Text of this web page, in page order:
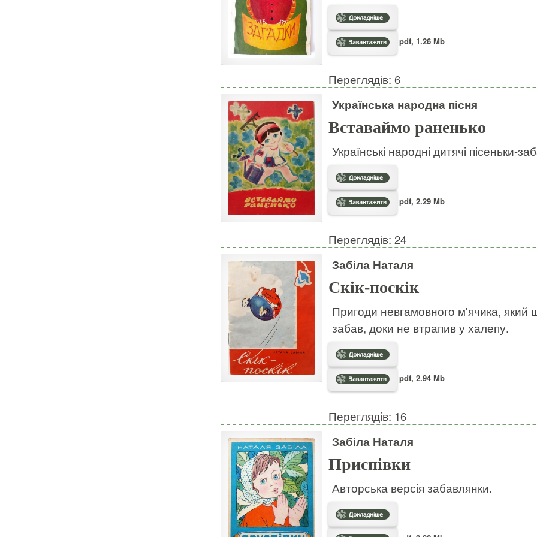
pdf, 1.26 Mb
Переглядів: 6
Українська народна пісня
Вставаймо раненько
Українські народні дитячі пісеньки-
pdf, 2.29 Mb
Переглядів: 24
Забіла Наталя
Скік-поскік
Пригоди невгамовного м'ячика, який
забав, доки не втрапив у халепу.
pdf, 2.94 Mb
Переглядів: 16
Забіла Наталя
Приспівки
Авторська версія забавлянки.